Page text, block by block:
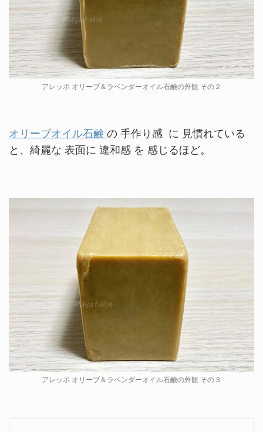
アレッポ オリーブ＆ラベンダーオイル石鹸の外観 その２
オリーブオイル石鹸 の 手作り感 に 見慣れている
と、綺麗な 表面に 違和感 を 感じるほど。
アレッポ オリーブ＆ラベンダーオイル石鹸の外観 その３